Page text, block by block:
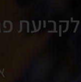
לקביעת